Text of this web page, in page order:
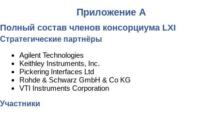
Приложение А
Полный состав членов консорциума LXI
Стратегические партнёры
Agilent Technologies
Keithley Instruments, Inc.
Pickering Interfaces Ltd
Rohde & Schwarz GmbH & Co KG
VTI Instruments Corporation
Участники